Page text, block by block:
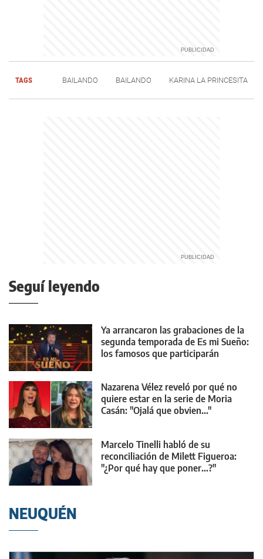
TAGS BAILANDO BAILANDO KARINA LA PRINCESITA
Seguí leyendo
Ya arrancaron las grabaciones de la
segunda temporada de Es mi Sueño:
los famosos que participarán
Nazarena Vélez reveló por qué no
quiere estar en la serie de Moria
Casán: "Ojalá que obvien..."
Marcelo Tinelli habló de su
reconciliación de Milett Figueroa:
"¿Por qué hay que poner...?"
NEUQUÉN